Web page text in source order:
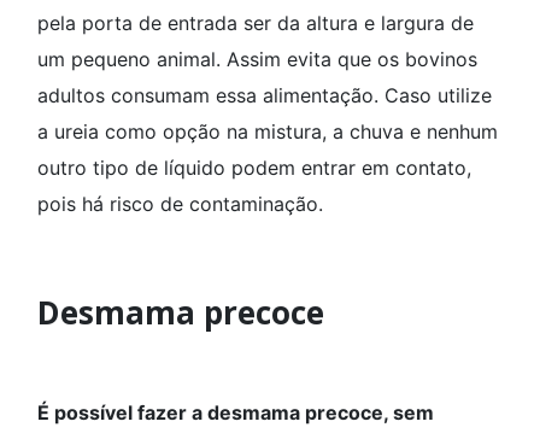
pela porta de entrada ser da altura e largura de
um pequeno animal. Assim evita que os bovinos
adultos consumam essa alimentação. Caso utilize
a ureia como opção na mistura, a chuva e nenhum
outro tipo de líquido podem entrar em contato,
pois há risco de contaminação.
Desmama precoce
É possível fazer a desmama precoce, sem